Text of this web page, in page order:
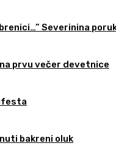
Severinina
prvu večer devetnice
bakreni oluk